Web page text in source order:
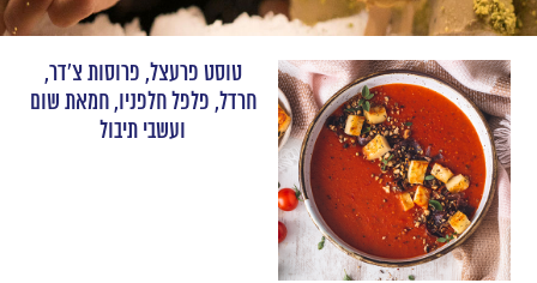
טוסט פרעצל, פרוסות צ'דר,
חרדל, פלפל חלפניו, חמאת שום
ועשבי תיבול